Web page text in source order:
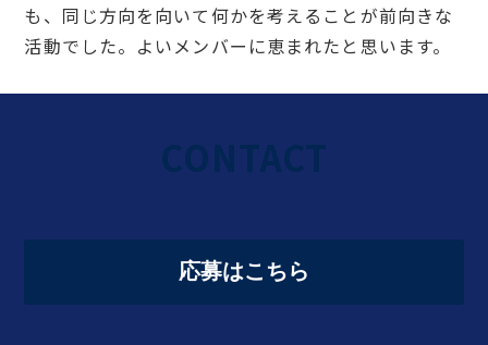
も、同じ方向を向いて何かを考えることが前向きな
活動でした。よいメンバーに恵まれたと思います。
応募はこちら